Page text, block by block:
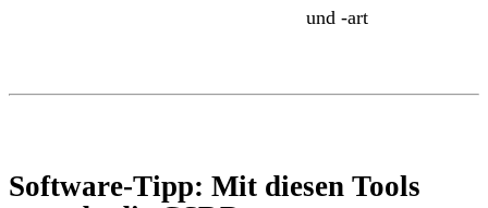
und -art
Software-Tipp: Mit diesen Tools